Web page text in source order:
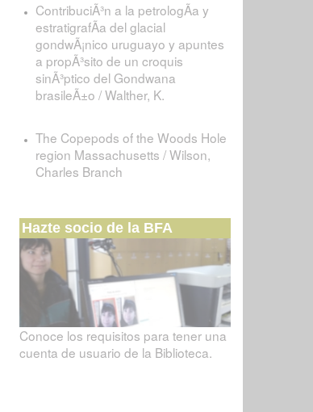
ContribuciÃ³n a la petrologÃ­a y
estratigrafÃ­a del glacial
gondwÃ¡nico uruguayo y apuntes
a propÃ³sito de un croquis
sinÃ³ptico del Gondwana
brasileÃ±o / Walther, K.
The Copepods of the Woods Hole
region Massachusetts / Wilson,
Charles Branch
Hazte socio de la BFA
Conoce los requisitos para tener una
cuenta de usuario de la Biblioteca.